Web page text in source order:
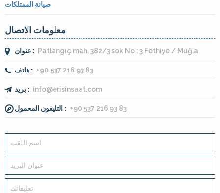
صيانة الممتلكات
معلومات الاتصال
عنوان : Patlangıç mah. 382/3 sok No : 3 Fethiye / Muğla
هاتف : +90 537 216 93 83
بريد : info@erisinsaat.com
التليفون المحمول : +90 537 216 93 83